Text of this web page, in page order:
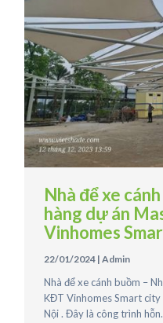
Nhà để xe
hàng dự án
Vinhomes
22/01/2024 | Admin
Nhà để xe cánh buồm –
KĐT Vinhomes Smart
Nội . Đây là công trình